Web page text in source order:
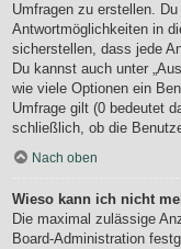
Umfragen zu erstellen.
Antwortmöglichkeiten in
sicherstellen, dass jede
Du kannst auch unter
wie viele Optionen ein
Umfrage gilt (0 bedeutet
schließlich, ob die
Nach oben
Wieso kann ich nicht
Die maximal zulässige
Board-Administration